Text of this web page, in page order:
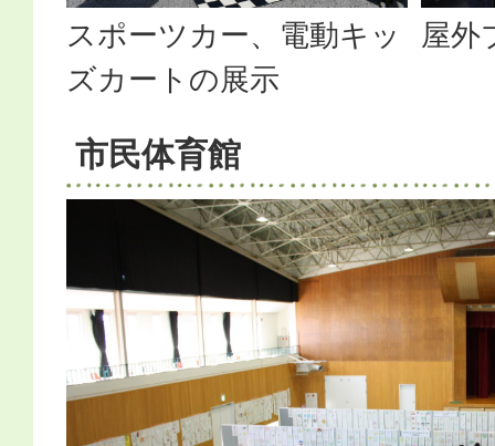
スポーツカー、電動キッ
ズカートの展示
屋外
市民体育館